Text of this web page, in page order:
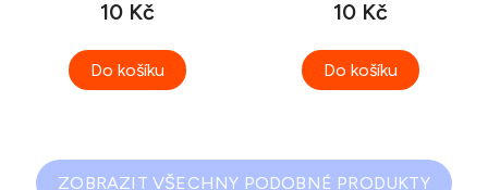
10 Kč
Do košíku
10 Kč
Do košíku
ZOBRAZIT VŠECHNY PODOBNÉ PRODUKTY